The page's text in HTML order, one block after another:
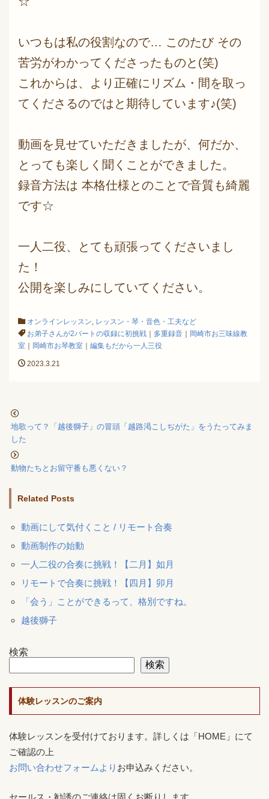
いつもは私の役割なので… このたび その
苦労がわかってくださったものと(笑)
これからは、より正確にリズム・間を取っ
てくださるのではと期待しています♪(笑)
動画を見せていただきましたが、何だか、
とっても楽しく聞くことができました。
録音方法は 本格仕様とのことで音質も綺麗
です☆
一人二役、とても頑張ってくださいまし
た！
公開を楽しみにしていてください。
オンラインレッスン, レッスン・琴・音色・工夫など
お弟子さんが2パートの収録に初挑戦
多重録音
岡崎市お三味線教
室
岡崎市お琴教室 編集もだから一人三役
2023.3.21
地歌って？「越後獅子」の冒頭「越路渇こしぢがた」をうたってみま
した
動物たちとお留守番も悪くない？
Related Posts
動画にして気付くこと / リモート合奏
動画制作の始動
一人二役の合奏に挑戦！【二月】如月
リモートで合奏に挑戦！【四月】卯月
「会う」ことができるって、格別ですね。
越後獅子
検索
検索
体験レッスンのご案内
体験レッスンを受付けております。詳しくは「HOME」にて
ご確認の上
お問い合わせフォームより お申込みください。
セールス・勧誘のご連絡は固くお断りします。